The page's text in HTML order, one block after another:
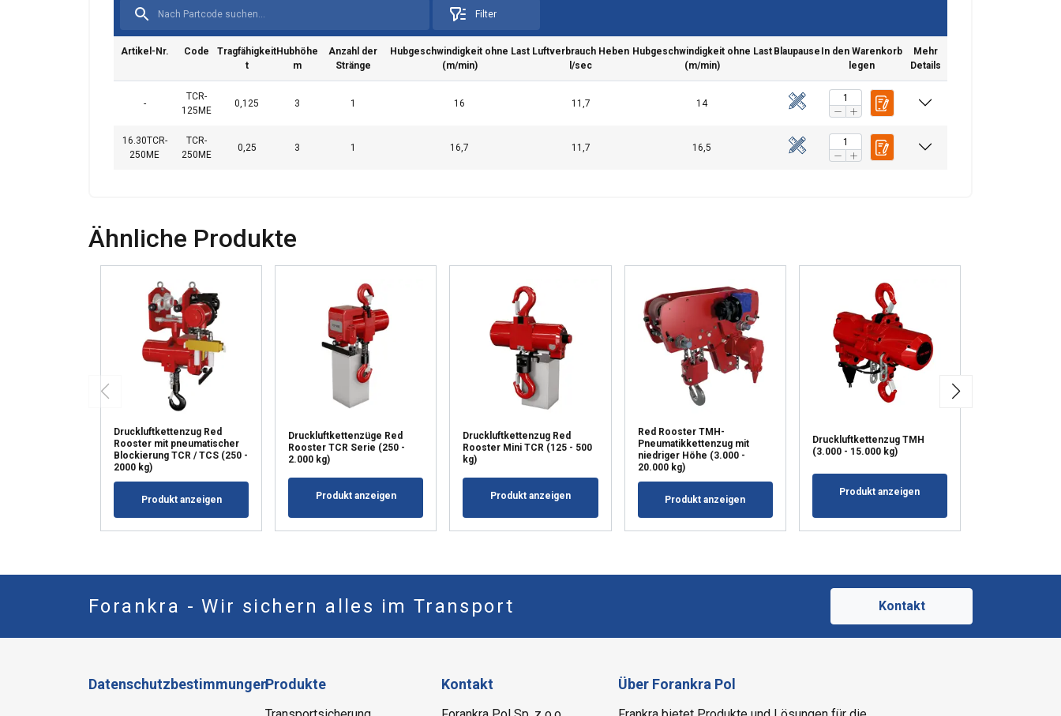
Filter
Artikel-Nr. Code
Tragfähigkeit
t
Hubhöhe
m
Anzahl der
Stränge
Hubgeschwindigkeit ohne Last
(m/min)
Luftverbrauch Heben
l/sec
Hubgeschwindigkeit ohne Last
(m/min)
Blaupause In den Warenkorb
legen
Mehr
Details
-
TCR-
125ME
0,125 3 1 16 11,7 14
16.30TCR-
250ME
TCR-
250ME
0,25 3 1 16,7 11,7 16,5
Ähnliche Produkte
Druckluftkettenzug Red
Rooster mit pneumatischer
Blockierung TCR / TCS (250 -
2000 kg)
Produkt anzeigen
Druckluftkettenzüge Red
Rooster TCR Serie (250 -
2.000 kg)
Produkt anzeigen
Druckluftkettenzug Red
Rooster Mini TCR (125 - 500
kg)
Produkt anzeigen
Red Rooster TMH-
Pneumatikkettenzug mit
niedriger Höhe (3.000 -
20.000 kg)
Produkt anzeigen
Druckluftkettenzug TMH
(3.000 - 15.000 kg)
Produkt anzeigen
Forankra - Wir sichern alles im Transport Kontakt
DatenschutzbestimmungenProdukte Kontakt Über Forankra Pol